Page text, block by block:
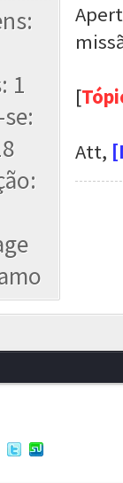
1
[
Att,